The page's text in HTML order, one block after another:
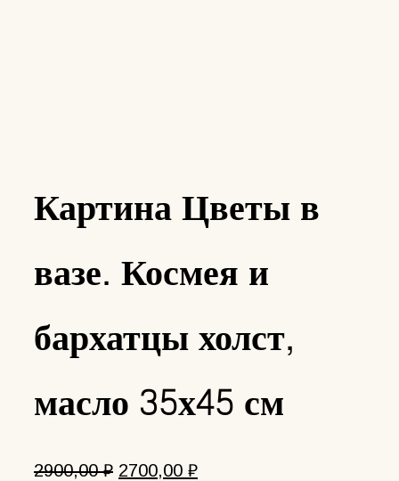
Картина Цветы в
вазе. Космея и
бархатцы холст,
масло 35х45 см
2900,00₽ Первоначальная
2700,00 ₽Текущая